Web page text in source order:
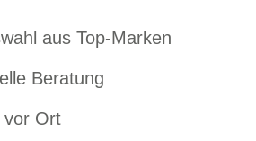
aus Top-Marken
Beratung
vor Ort